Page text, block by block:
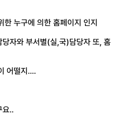
한 누구에 의한 홈페이지 인지
자와 부서별(실,국)담당자 또, 홈
어떨지....
요..